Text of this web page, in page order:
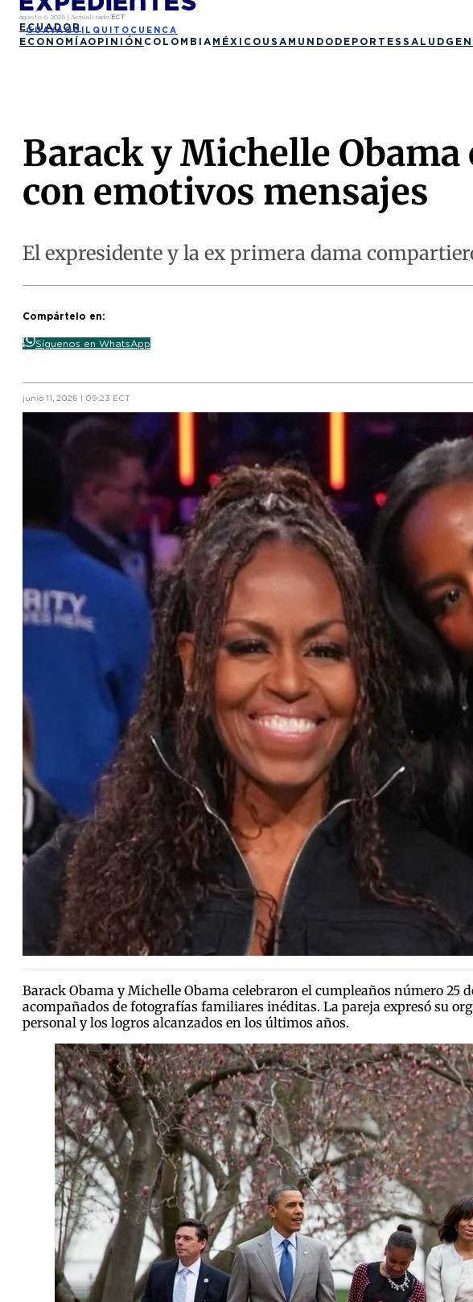
agosto 6, 2026 | Actualizado ECT
ECUADOR
GUAYAQUIL QUITO CUENCA
ECONOMÍAOPINIÓN COLOMBIA MÉXICO USA MUNDO DEPORTES SALUD
Barack y Michelle Obama
con emotivos mensajes
El expresidente y la ex primera dama
Compártelo en:
Síguenos en WhatsApp
junio 11, 2026 | 09:23 ECT
Barack Obama y Michelle Obama celebraron el cumpleaños número 25
acompañados de fotografías familiares inéditas. La pareja expresó su
personal y los logros alcanzados en los últimos años.